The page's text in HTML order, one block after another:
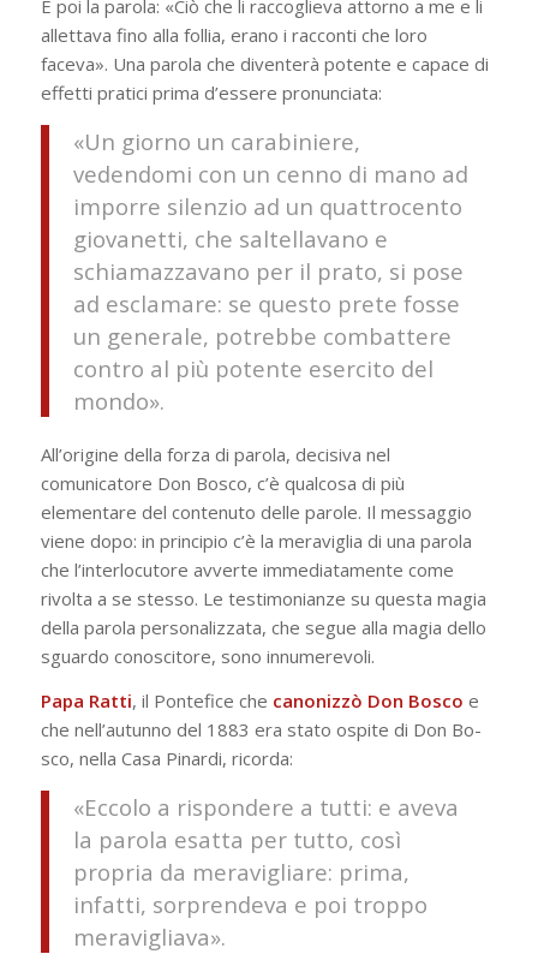
E poi la parola: «Ciò che li raccoglieva attorno a me e li
allettava fino alla follia, erano i racconti che loro
faceva». Una parola che diventerà potente e capace di
effetti pratici prima d’essere pronunciata:
«Un giorno un carabiniere,
vedendomi con un cenno di mano ad
imporre si­lenzio ad un quattrocento
giovanetti, che saltellavano e
schiamazzavano per il prato, si pose
ad esclamare: se questo prete fosse
un generale, potrebbe combattere
contro al più potente esercito del
mondo».
All’origine della forza di parola, decisiva nel
comunicatore Don Bosco, c’è qualcosa di più
elementare del contenuto delle parole. Il messaggio
vie­ne dopo: in principio c’è la meraviglia di una parola
che l’interlocutore av­verte immediatamente come
rivolta a se stesso. Le testimonianze su questa magia
della parola personalizzata, che segue alla magia dello
sguardo cono­scitore, sono innumerevoli.
Papa Ratti, il Pontefice che ca­nonizzò Don Bosco e
che nell’autunno del 1883 era stato ospite di Don Bo­
sco, nella Casa Pinardi, ricorda:
«Eccolo a rispondere a tutti: e aveva
la parola esatta per tutto, così
propria da meravigliare: prima,
infatti, sorprendeva e poi trop­po
meravigliava».